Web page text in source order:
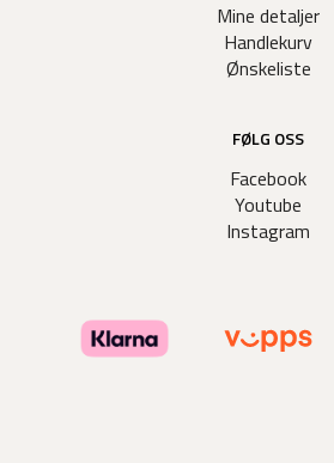
Mine detaljer
Handlekurv
Ønskeliste
FØLG OSS
Facebook
Youtube
Instagram